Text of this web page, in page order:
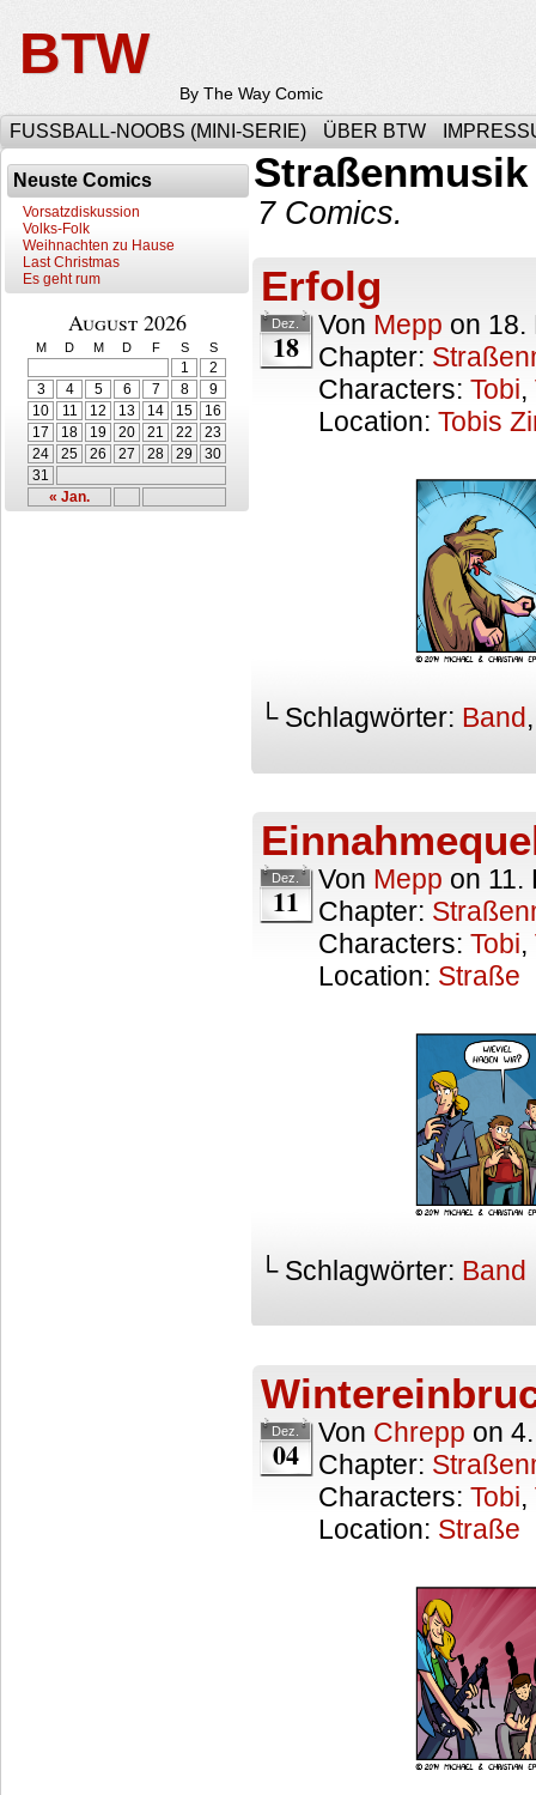
BTW
By The Way Comic
FUSSBALL-NOOBS (MINI-SERIE) ÜBER BTW
Neuste Comics
Vorsatzdiskussion
Volks-Folk
Weihnachten zu Hause
Last Christmas
Es geht rum
August 2026
M D M D F S S
« Jan.
1
2
3
4 5 6 7 8
9
10
11 12 13 14 15
16
17
18 19 20 21 22
23
24
25 26 27 28 29
30
31
Straßenmusik
7 Comics.
Erfolg
Dez.
18
Von Mepp on 18.
Chapter:
Characters: Tobi,
Location: Tobis
└ Schlagwörter: Band
Dez.
11
Von Mepp on 11.
Chapter:
Characters: Tobi,
Location: Straße
└ Schlagwörter: Band
Dez.
04
Von Chrepp on
Chapter:
Characters: Tobi,
Location: Straße